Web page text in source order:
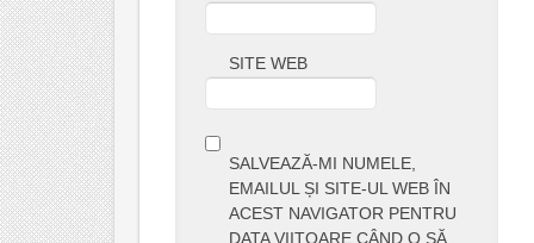
SITE WEB
SALVEAZĂ-MI NUMELE,
EMAILUL ȘI SITE-UL WEB ÎN
ACEST NAVIGATOR PENTRU
DATA VIITOARE CÂND O SĂ